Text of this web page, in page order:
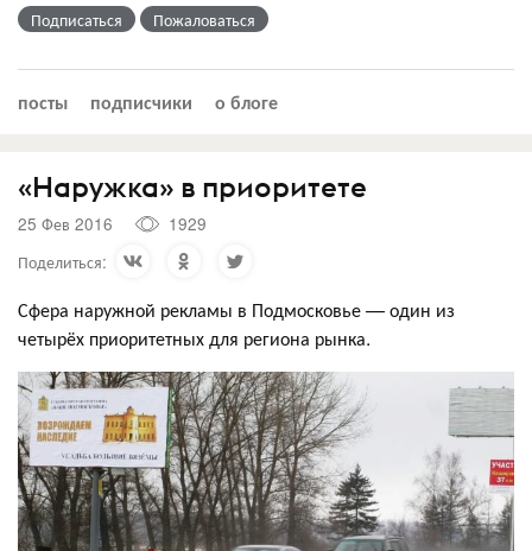
Подписаться Пожаловаться
посты подписчики о блоге
«Наружка» в приоритете
25 Фев 2016
1929
Поделиться:
Сфера наружной рекламы в Подмосковье — один из
четырёх приоритетных для региона рынка.